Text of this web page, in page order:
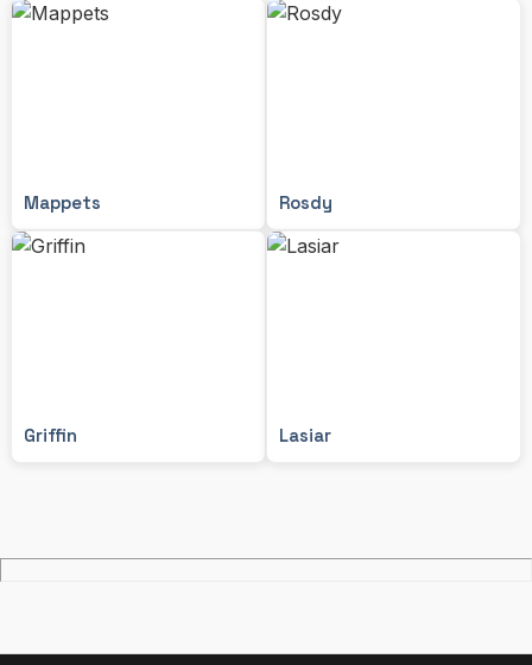
Mappets Rosdy
Griffin Lasiar